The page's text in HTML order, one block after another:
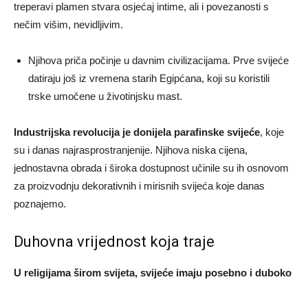
treperavi plamen stvara osjećaj intime, ali i povezanosti s
nečim višim, nevidljivim.
Njihova priča počinje u davnim civilizacijama. Prve svijeće
datiraju još iz vremena starih Egipćana, koji su koristili
trske umočene u životinjsku mast.
Industrijska revolucija je donijela parafinske svijeće, koje
su i danas najrasprostranjenije. Njihova niska cijena,
jednostavna obrada i široka dostupnost učinile su ih osnovom
za proizvodnju dekorativnih i mirisnih svijeća koje danas
poznajemo.
Duhovna vrijednost koja traje
U religijama širom svijeta, svijeće imaju posebno i duboko